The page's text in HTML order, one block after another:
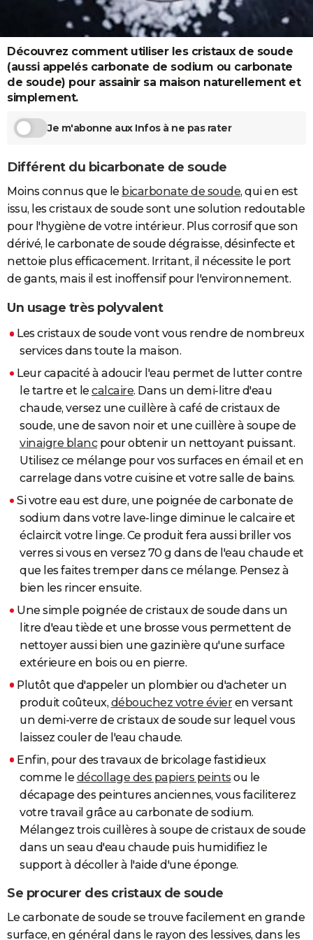
GUIDES D'ACHAT
BONS PLANS
CARTE DE VOEUX
Carte de Noël
Carte Bonne année
Carte Saint-Valentin
Carte Pâques
Carte d'anniversaire
DICTIONNAIRE
COPAINS D'AVANT
S'inscrire
Se connecter
Lycées
Collèges
Primaires
Universités
Entreprises
Service militaire
Avis de recherche
AVIS DE DÉCÈS
FORUM
Bricolage
Lifestyle
Culture
Sport
Auto
Television
Voyage
Cinema
Découvrez comment utiliser les cristaux de soude
(aussi appelés carbonate de sodium ou carbonate
de soude) pour assainir sa maison naturellement et
simplement.
Je m'abonne aux Infos à ne pas rater
Différent du bicarbonate de soude
Moins connus que le bicarbonate de soude, qui en est
issu, les cristaux de soude sont une solution redoutable
pour l'hygiène de votre intérieur. Plus corrosif que son
dérivé, le carbonate de soude dégraisse, désinfecte et
nettoie plus efficacement. Irritant, il nécessite le port
de gants, mais il est inoffensif pour l'environnement.
Un usage très polyvalent
Les cristaux de soude vont vous rendre de nombreux
services dans toute la maison.
Leur capacité à adoucir l'eau permet de lutter contre
le tartre et le calcaire. Dans un demi-litre d'eau
chaude, versez une cuillère à café de cristaux de
soude, une de savon noir et une cuillère à soupe de
vinaigre blancpour obtenir un nettoyant puissant.
Utilisez ce mélange pour vos surfaces en émail et en
carrelage dans votre cuisine et votre salle de bains.
Si votre eau est dure, une poignée de carbonate de
sodium dans votre lave-linge diminue le calcaire et
éclaircit votre linge. Ce produit fera aussi briller vos
verres si vous en versez 70 g dans de l'eau chaude et
que les faites tremper dans ce mélange. Pensez à
bien les rincer ensuite.
Une simple poignée de cristaux de soude dans un
litre d'eau tiède et une brosse vous permettent de
nettoyer aussi bien une gazinière qu'une surface
extérieure en bois ou en pierre.
Plutôt que d'appeler un plombier ou d'acheter un
produit coûteux, débouchez votre évieren versant
un demi-verre de cristaux de soude sur lequel vous
laissez couler de l'eau chaude.
Enfin, pour des travaux de bricolage fastidieux
comme le décollage des papiers peints ou le
décapage des peintures anciennes, vous faciliterez
votre travail grâce au carbonate de sodium.
Mélangez trois cuillères à soupe de cristaux de soude
dans un seau d'eau chaude puis humidifiez le
support à décoller à l'aide d'une éponge.
Se procurer des cristaux de soude
Le carbonate de soude se trouve facilement en grande
surface, en général dans le rayon des lessives, dans les